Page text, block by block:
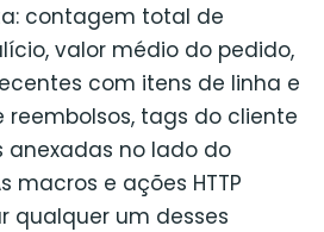
contagem total de
valor médio do pedido,
com itens de linha e
reembolsos, tags do cliente
anexadas no lado do
macros e ações HTTP
qualquer um desses